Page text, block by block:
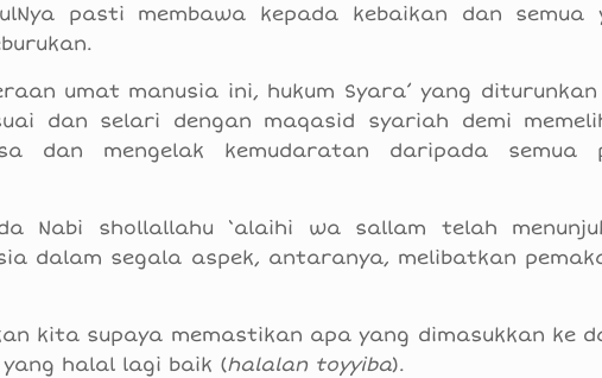
pasti membawa kepada kebaikan dan semua
umat manusia ini, hukum Syara’ yang diturunkan
dan selari dengan maqasid syariah demi
dan mengelak kemudaratan daripada semua
Nabi shollallahu ‘alaihi wa sallam telah
dalam segala aspek, antaranya, melibatkan
kita supaya memastikan apa yang dimasukkan ke
halal lagi baik (halalan toyyiba).